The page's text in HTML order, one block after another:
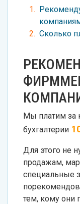
Сколько
Мы платим за
бухгалтерии
Для этого не
продажам,
специальные
тем, кому они